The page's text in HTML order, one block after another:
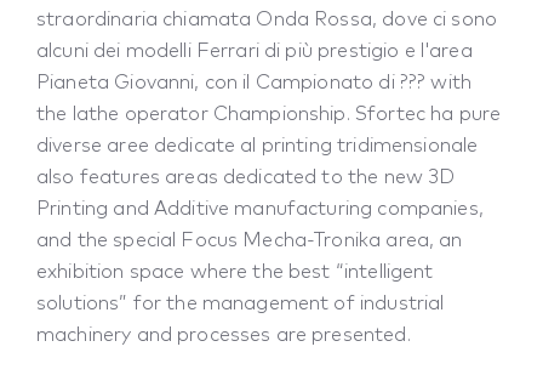
straordinaria chiamata Onda Rossa, dove ci sono
alcuni dei modelli Ferrari di più prestigio e l'area
Pianeta Giovanni, con il Campionato di ??? with
the lathe operator Championship. Sfortec ha pure
diverse aree dedicate al printing tridimensionale
also features areas dedicated to the new 3D
Printing and Additive manufacturing companies,
and the special Focus Mecha-Tronika area, an
exhibition space where the best “intelligent
solutions” for the management of industrial
machinery and processes are presented.